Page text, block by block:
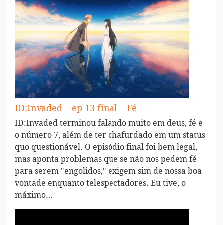
ID:Invaded – ep 13 final – Fé
ID:Invaded terminou falando muito em deus, fé e
o número 7, além de ter chafurdado em um status
quo questionável. O episódio final foi bem legal,
mas aponta problemas que se não nos pedem fé
para serem "engolidos," exigem sim de nossa boa
vontade enquanto telespectadores. Eu tive, o
máximo…